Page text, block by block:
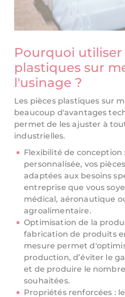
Pourquoi utiliser
plastiques sur
l'usinage ?
Les pièces plastiques sur
beaucoup d'avantages
permet de les ajuster à
industrielles.
Flexibilité de conception
personnalisée, vos
adaptées aux besoins
entreprise que vous
médical, aéronautique
agroalimentaire.
Optimisation de la
fabrication de produits
mesure permet
production, d’éviter le
et de produire le
souhaitées.
Propriétés renforcées :